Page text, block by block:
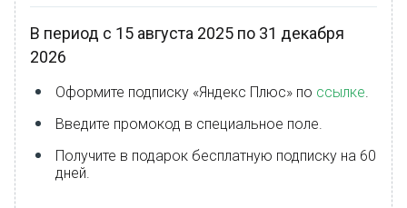
В период с 15 августа 2025 по 31 декабря
2026
Оформите подписку «Яндекс Плюс» по ссылке
Введите промокод в специальное поле.
Получите в подарок бесплатную подписку на 60
дней.